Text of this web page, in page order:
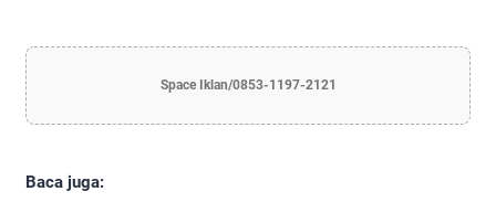
Space Iklan/0853-1197-2121
Baca juga: